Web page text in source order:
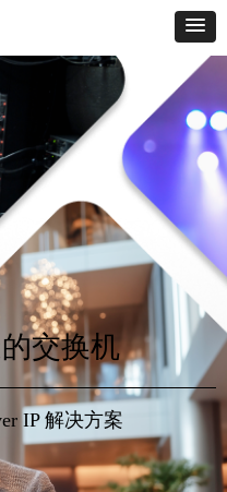
IP 解决方案
交换机